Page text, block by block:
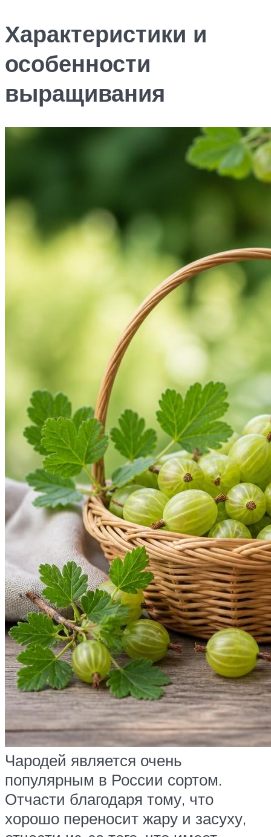
Характеристики и
особенности
выращивания
Чародей является очень
популярным в России сортом.
Отчасти благодаря тому, что
хорошо переносит жару и засуху,